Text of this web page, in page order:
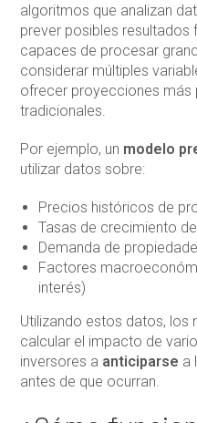
algoritmos que analizan
prever posibles
capaces de procesar
considerar múltiples
ofrecer proyecciones
tradicionales.
Por ejemplo, un modelo
utilizar datos sobre:
Precios históricos de
Tasas de crecimiento
Demanda de
Factores
interés)
Utilizando estos datos, los
calcular el impacto de
inversores a anticiparse a
antes de que ocurran.